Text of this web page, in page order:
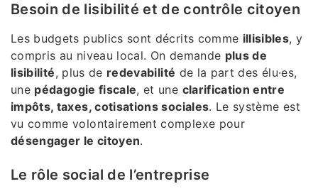
Besoin de lisibilité et de contrôle citoyen
Les budgets publics sont décrits comme illisibles, y
compris au niveau local. On demande plus de
lisibilité, plus de redevabilité de la part des élu·es,
une pédagogie fiscale, et une clarification entre
impôts, taxes, cotisations sociales. Le système est
vu comme volontairement complexe pour
désengager le citoyen.
Le rôle social de l’entreprise